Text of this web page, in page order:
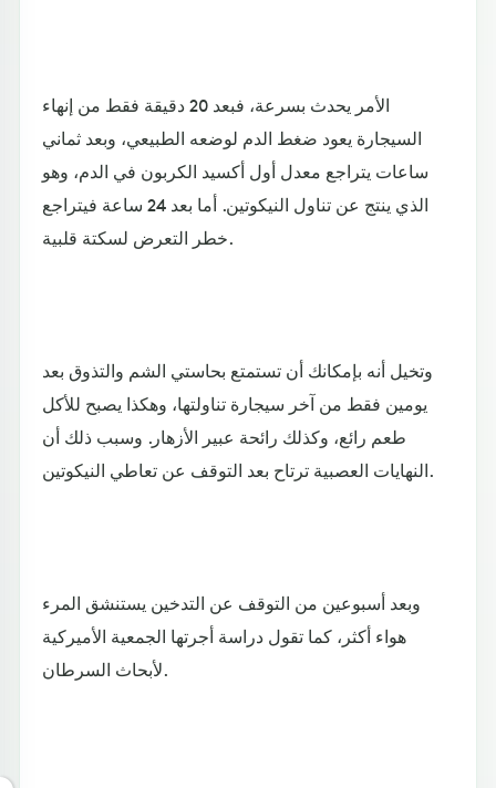
الأمر يحدث بسرعة، فبعد 20 دقيقة فقط من إنهاء
السيجارة يعود ضغط الدم لوضعه الطبيعي، وبعد ثماني
ساعات يتراجع معدل أول أكسيد الكربون في الدم، وهو
الذي ينتج عن تناول النيكوتين. أما بعد 24 ساعة فيتراجع
خطر التعرض لسكتة قلبية.
وتخيل أنه بإمكانك أن تستمتع بحاستي الشم والتذوق بعد
يومين فقط من آخر سيجارة تناولتها، وهكذا يصبح للأكل
طعم رائع، وكذلك رائحة عبير الأزهار. وسبب ذلك أن
النهايات العصبية ترتاح بعد التوقف عن تعاطي النيكوتين.
وبعد أسبوعين من التوقف عن التدخين يستنشق المرء
هواء أكثر، كما تقول دراسة أجرتها الجمعية الأميركية
لأبحاث السرطان.